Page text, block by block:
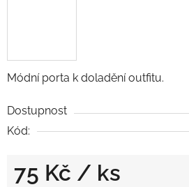
Módní porta k doladění outfitu.
Dostupnost
Kód:
75 Kč / ks